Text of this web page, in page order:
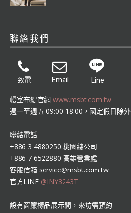
聯絡我們
致電 Email Line
幔室布緹官網 www.msbt.com.tw
週一至週五 09:00-18:00，國定假日除外
聯絡電話
+886 3 4880250 桃園總公司
+886 7 6522880 高雄營業處
客服信箱 service@msbt.com.tw
官方LINE @INY3243T
設有窗簾樣品展示間，來訪需預約